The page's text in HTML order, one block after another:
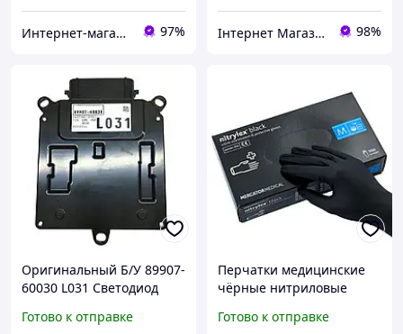
Интернет-магазин Империя-TV 97% Інтернет Магазин Melville 98%
Оригинальный Б/У 89907-
60030 L031 Светодиод
Toyota Prado 150 LED
Готово к отправке
Перчатки медицинские
чёрные нитриловые
Готово к отправке